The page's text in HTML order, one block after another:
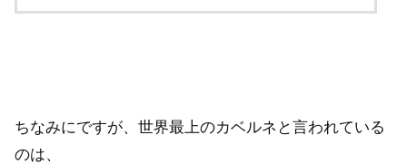
ちなみにですが、世界最上のカベルネと言われている
のは、